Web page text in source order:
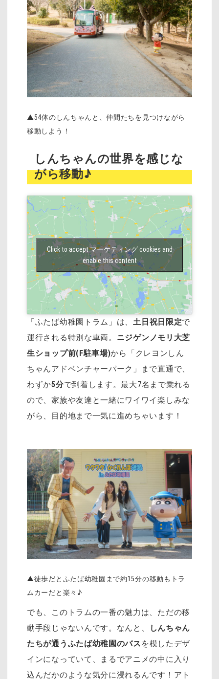
▲54体のしんちゃんと、仲間たちを見つけながら
移動しよう！
しんちゃんの世界を感じな
がら移動♪
Click to accept マーケティング cookies and
enable this content
「ふたば幼稚園トラム」は、土日祝日限定で
運行される特別な車両。 ニジゲンノモリ大芝
生ショップ前(F駐車場)から「クレヨンしん
ちゃんアドベンチャーパーク」まで直通で、
わずか5分で到着します。最大7名まで乗れる
ので、家族や友達と一緒にワイワイ楽しみな
がら、目的地まで一気に進めちゃいます！
▲徒歩だとふたば幼稚園まで約15分の移動もトラ
ムカーだと楽々♪
でも、このトラムの一番の魅力は、ただの移
動手段じゃないんです。なんと、
しんちゃん
たちが通うふたば幼稚園のバス を模したデザ
インになっていて、まるでアニメの中に入り
込んだかのような気分に浸れるんです！アト